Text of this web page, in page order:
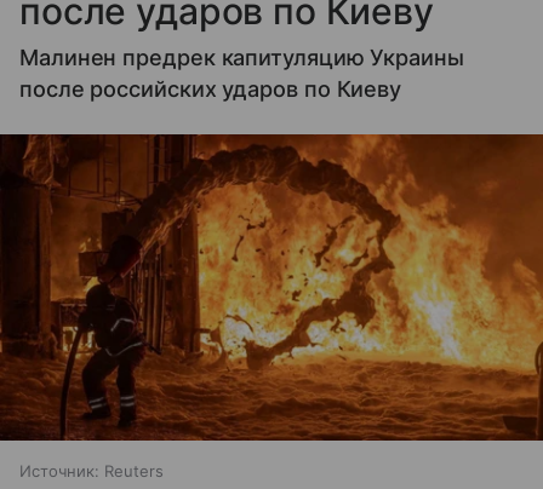
после ударов по Киеву
Малинен предрек капитуляцию Украины
после российских ударов по Киеву
Источник: Reuters